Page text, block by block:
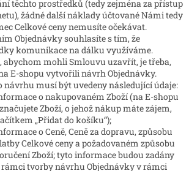
těchto prostředků (tedy zejména za přístup
žádné další náklady účtované Námi tedy
Celkové ceny nemusíte očekávat.
Objednávky souhlasíte s tím, že
komunikace na dálku využíváme.
abychom mohli Smlouvu uzavřít, je třeba,
E-shopu vytvořili návrh Objednávky.
návrhu musí být uvedeny následující údaje:
o nakupovaném Zboží (na E-shopu
Zboží, o jehož nákup máte zájem,
„Přidat do košíku“);
o Ceně, Ceně za dopravu, způsobu
Celkové ceny a požadovaném způsobu
Zboží; tyto informace budou zadány
tvorby návrhu Objednávky v rámci